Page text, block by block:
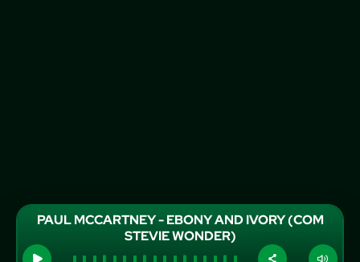
PAUL MCCARTNEY - EBONY AND IVORY (COM
STEVIE WONDER)